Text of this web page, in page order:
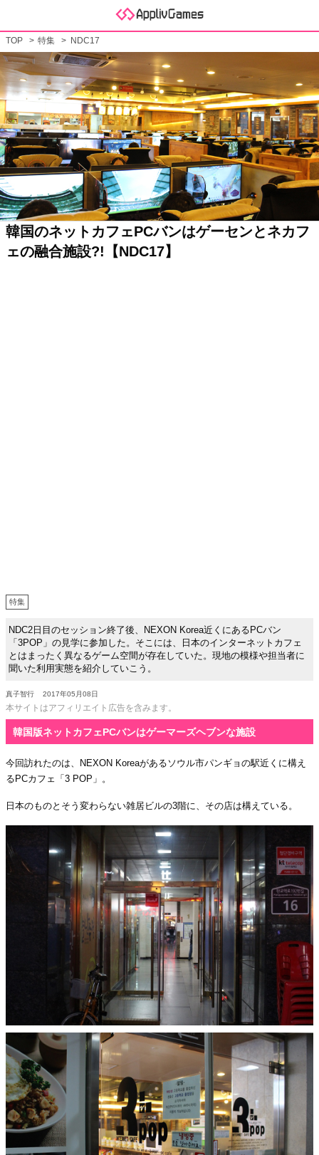
TOP 特集 NDC17
韓国のネットカフェPCバンはゲーセンとネカフ
ェの融合施設?!【NDC17】
特集
NDC2日目のセッション終了後、NEXON Korea近くにあるPCバン
「3POP」の見学に参加した。そこには、日本のインターネットカフェ
とはまったく異なるゲーム空間が存在していた。現地の模様や担当者に
聞いた利用実態を紹介していこう。
真子智行 2017年05月08日
本サイトはアフィリエイト広告を含みます。
韓国版ネットカフェPCバンはゲーマーズヘブンな施設
今回訪れたのは、NEXON Koreaがあるソウル市パンギョの駅近くに構え
るPCカフェ「3 POP」。
日本のものとそう変わらない雑居ビルの3階に、その店は構えている。